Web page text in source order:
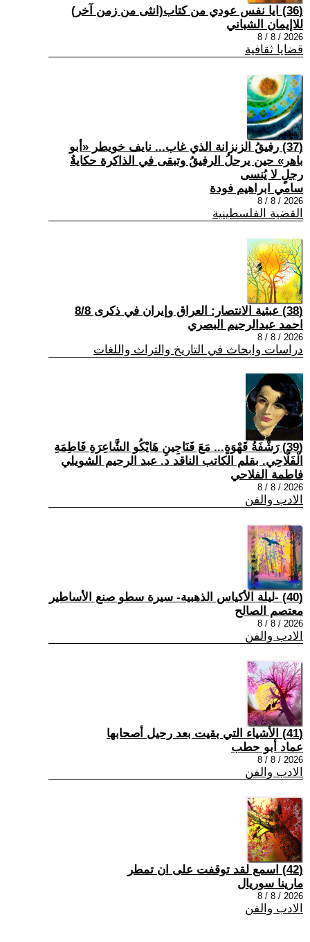
(36) ايا نفس عودي من كتاب(انثى من زمن آخر)
للاإيمان الشباني
2026 / 8 / 8
قضايا ثقافية
(37) رفيقُ الزنزانة الذي غاب... نايف خويطر «أبو
باهر» حين يرحلُ الرفيقُ وتبقى في الذاكرة حكايةُ
رجلٍ لا يُنسى
سامي ابراهيم فودة
2026 / 8 / 8
القضية الفلسطينية
(38) عبثية الانتصار: العراق وإيران في ذكرى 8/8
احمد عبدالرحيم البصري
2026 / 8 / 8
دراسات وابحاث في التاريخ والتراث واللغات
(39) رَشْفَةُ قَهْوَةٍ... مَعَ فَنَاجِينِ هَايْكُو الشَّاعِرَةِ فَاطِمَةِ
الْفَلَّاحِي. بقلم الكاتب الناقد د. عبد الرحيم الشويلي
فاطمة الفلاحي
2026 / 8 / 8
الادب والفن
(40) -ليلة الأكياس الذهبية- سيرة سطو صنع الأساطير
معتصم الصالح
2026 / 8 / 8
الادب والفن
(41) الأشياء التي بقيت بعد رحيل أصحابها
عماد أبو حطب
2026 / 8 / 8
الادب والفن
(42) اسمع لقد توقفت على ان تمطر
مارينا سوريال
2026 / 8 / 8
الادب والفن